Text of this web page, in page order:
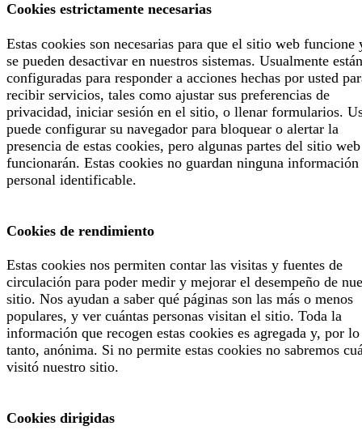
Cookies estrictamente necesarias
Estas cookies son necesarias para que el sitio web funcione
se pueden desactivar en nuestros sistemas. Usualmente están
configuradas para responder a acciones hechas por usted
recibir servicios, tales como ajustar sus preferencias de
privacidad, iniciar sesión en el sitio, o llenar formularios.
puede configurar su navegador para bloquear o alertar la
presencia de estas cookies, pero algunas partes del sitio
funcionarán. Estas cookies no guardan ninguna información
personal identificable.
Cookies de rendimiento
Estas cookies nos permiten contar las visitas y fuentes de
circulación para poder medir y mejorar el desempeño de
sitio. Nos ayudan a saber qué páginas son las más o menos
populares, y ver cuántas personas visitan el sitio. Toda la
información que recogen estas cookies es agregada y, por lo
tanto, anónima. Si no permite estas cookies no sabremos
visitó nuestro sitio.
Cookies dirigidas